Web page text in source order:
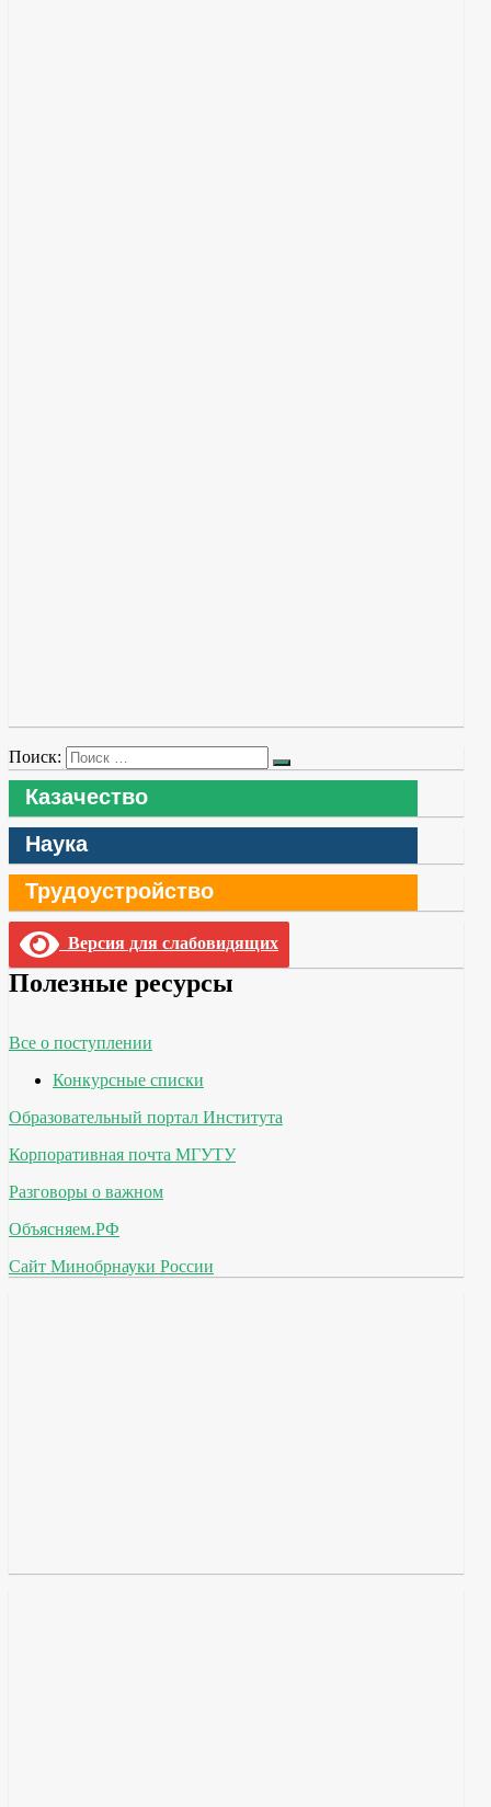
Поиск:
Казачество
Наука
Трудоустройство
Версия для слабовидящих
Полезные ресурсы
Все о поступлении
Конкурсные списки
Образовательный портал Института
Корпоративная почта МГУТУ
Разговоры о важном
Объясняем.РФ
Сайт Минобрнауки России